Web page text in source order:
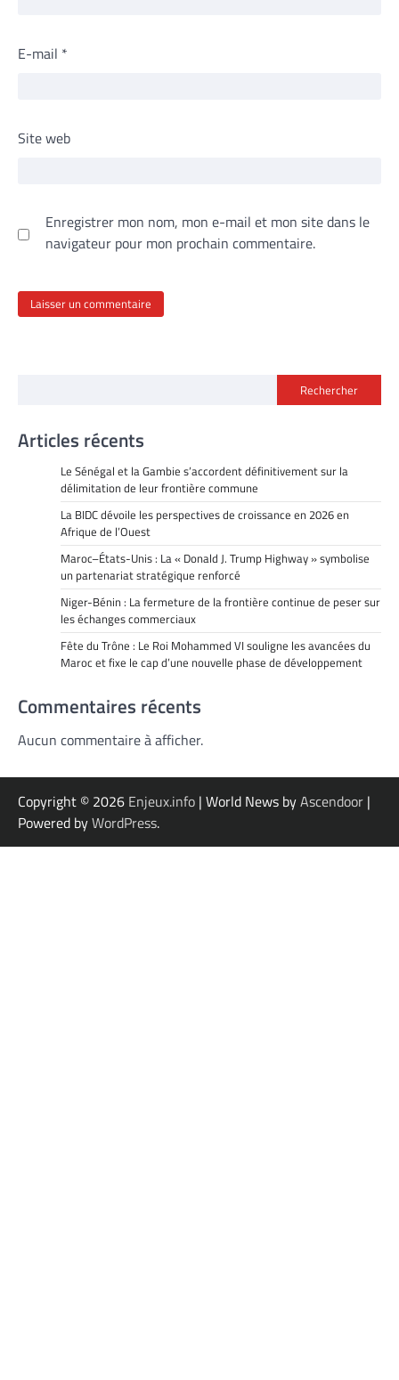
E-mail *
Site web
Enregistrer mon nom, mon e-mail et mon site dans le
navigateur pour mon prochain commentaire.
Rechercher
Articles récents
Le Sénégal et la Gambie s’accordent définitivement sur la
délimitation de leur frontière commune
La BIDC dévoile les perspectives de croissance en 2026 en
Afrique de l’Ouest
Maroc–États-Unis : La « Donald J. Trump Highway » symbolise
un partenariat stratégique renforcé
Niger-Bénin : La fermeture de la frontière continue de peser sur
les échanges commerciaux
Fête du Trône : Le Roi Mohammed VI souligne les avancées du
Maroc et fixe le cap d’une nouvelle phase de développement
Commentaires récents
Aucun commentaire à afficher.
Copyright © 2026 Enjeux.info | World News byAscendoor |
Powered byWordPress.